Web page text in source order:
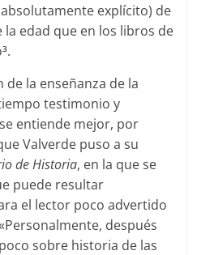
explícito) de
la edad que en los libros de
3.
de la enseñanza de la
testimonio y
entiende mejor, por
Valverde puso a su
de Historia, en la que se
puede resultar
el lector poco advertido
después
sobre historia de las